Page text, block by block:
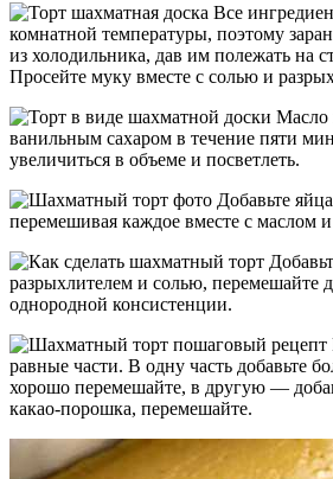
Все
комнатной температуры, поэтому
из холодильника, дав им полежать на
Просейте муку вместе с солью и
Масло
ванильным сахаром в течение пяти
увеличиться в объеме и посветлеть.
Добавьте
перемешивая каждое вместе с маслом
разрыхлителем и солью, перемешайте
однородной консистенции.
равные части. В одну часть добавьте
хорошо перемешайте, в другую —
какао-порошка, перемешайте.